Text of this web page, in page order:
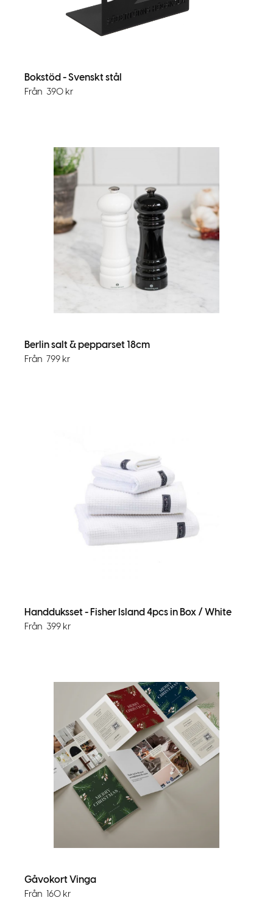
Bokstöd - Svenskt stål
Från 390 kr
Berlin salt & pepparset 18cm
Från 799 kr
Handduksset - Fisher Island 4pcs in Box / White
Från 399 kr
Gåvokort Vinga
Från 160 kr